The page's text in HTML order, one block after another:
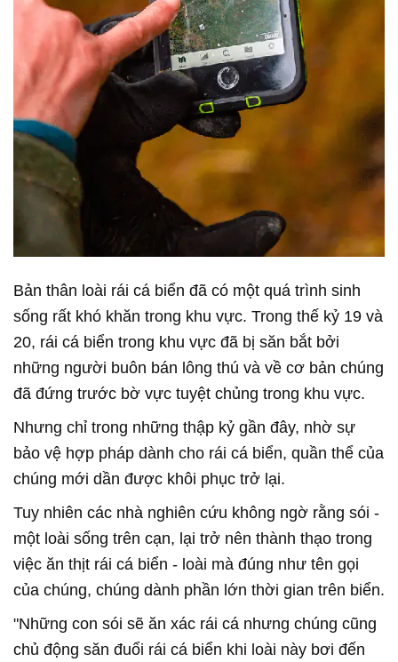
Bản thân loài rái cá biển đã có một quá trình sinh
sống rất khó khăn trong khu vực. Trong thế kỷ 19 và
20, rái cá biển trong khu vực đã bị săn bắt bởi
những người buôn bán lông thú và về cơ bản chúng
đã đứng trước bờ vực tuyệt chủng trong khu vực.
Nhưng chỉ trong những thập kỷ gần đây, nhờ sự
bảo vệ hợp pháp dành cho rái cá biển, quần thể của
chúng mới dần được khôi phục trở lại.
Tuy nhiên các nhà nghiên cứu không ngờ rằng sói -
một loài sống trên cạn, lại trở nên thành thạo trong
việc ăn thịt rái cá biển - loài mà đúng như tên gọi
của chúng, chúng dành phần lớn thời gian trên biển.
"Những con sói sẽ ăn xác rái cá nhưng chúng cũng
chủ động săn đuổi rái cá biển khi loài này bơi đến